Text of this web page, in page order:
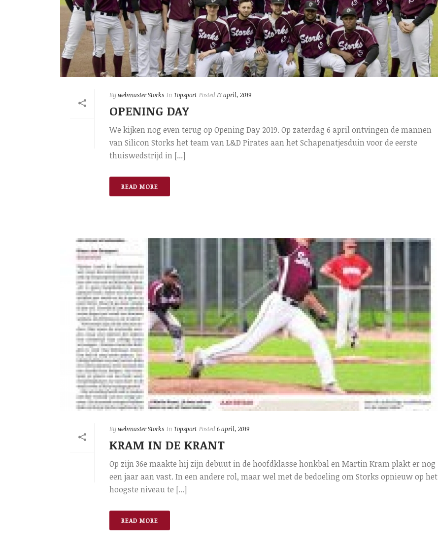
Bywebmaster Storks In Topsport Posted 13 april, 2019
OPENING DAY
We kijken nog even terug op Opening Day 2019. Op zaterdag 6 april ontvingen de mannen
van Silicon Storks het team van L&D Pirates aan het Schapenatjesduin voor de eerste
thuiswedstrijd in [...]
READ MORE
Bywebmaster Storks In Topsport Posted 6 april, 2019
KRAM IN DE KRANT
Op zijn 36e maakte hij zijn debuut in de hoofdklasse honkbal en Martin Kram plakt er nog
een jaar aan vast. In een andere rol, maar wel met de bedoeling om Storks opnieuw op het
hoogste niveau te [...]
READ MORE